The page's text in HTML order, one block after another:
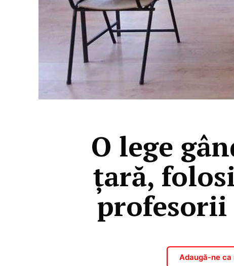
O lege
ţară,
profesorii
Adaugă-ne ca